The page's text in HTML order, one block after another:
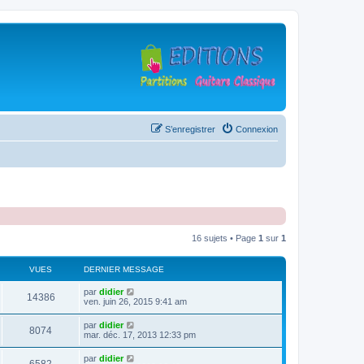
Connexion
S’enregistrer
16 sujets • Page 1 sur 1
VUES DERNIER MESSAGE
14386V
u
D
e
i
e
r
m
par didier
ven. juin 26, 2015 9:41 am
8074V
u
D
e
par didier
mar. déc. 17, 2013 12:33 pm
D
par didier